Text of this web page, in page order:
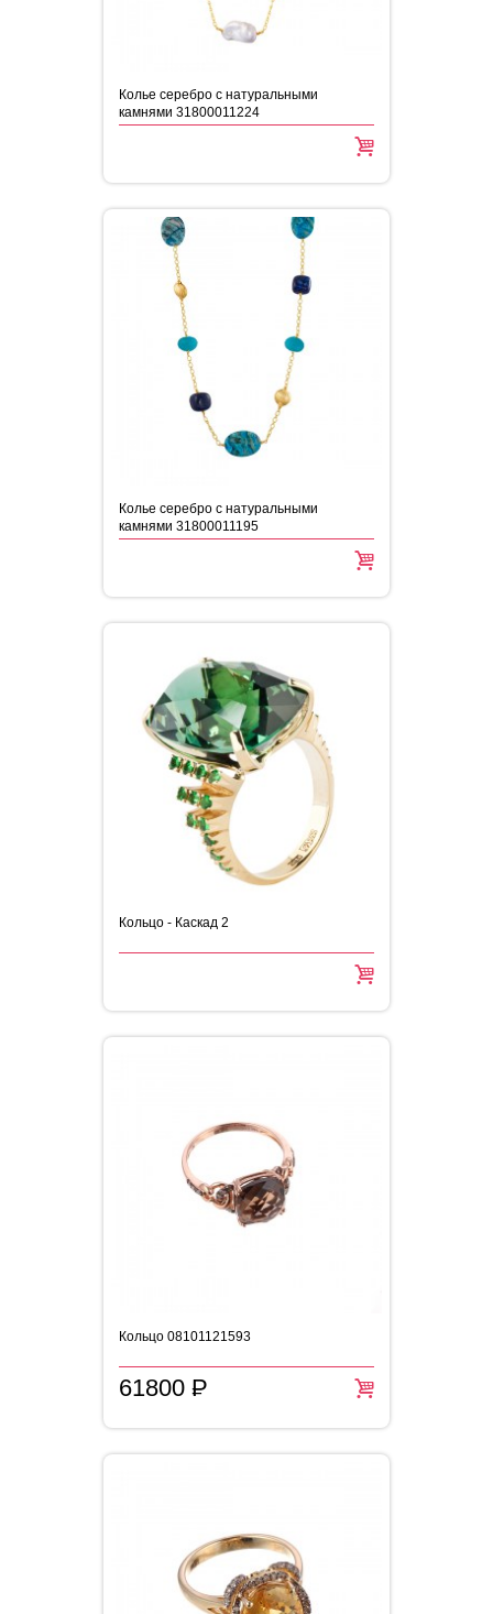
Колье серебро с натуральными
камнями 31800011224
Колье серебро с натуральными
камнями 31800011195
Кольцо - Каскад 2
Кольцо 08101121593
61800 =
P